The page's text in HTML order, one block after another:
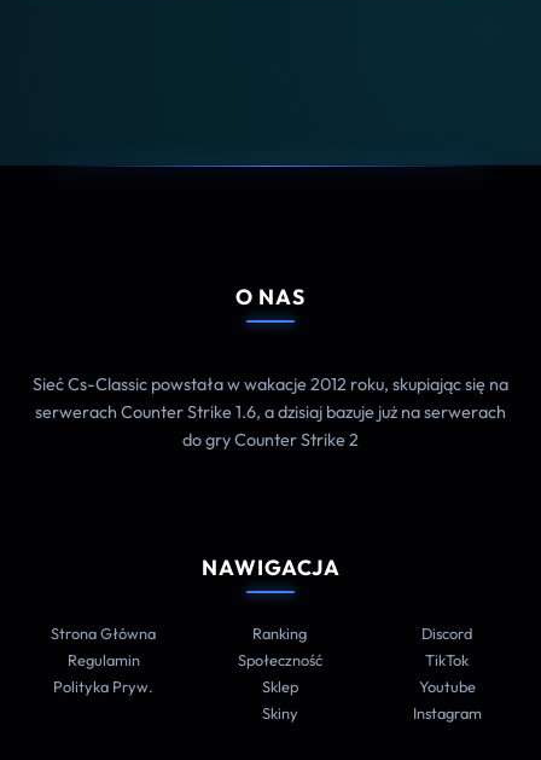
O NAS
Sieć Cs-Classic powstała w wakacje 2012 roku, skupiając się na
serwerach Counter Strike 1.6, a dzisiaj bazuje już na serwerach
do gry Counter Strike 2
NAWIGACJA
Strona Główna
Regulamin
Polityka Pryw.
Ranking
Społeczność
Sklep
Skiny
Discord
TikTok
Youtube
Instagram